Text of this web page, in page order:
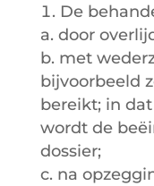
De
a. door
b. met
bijvoorbeeld
bereikt; in
wordt de
dossier;
c. na